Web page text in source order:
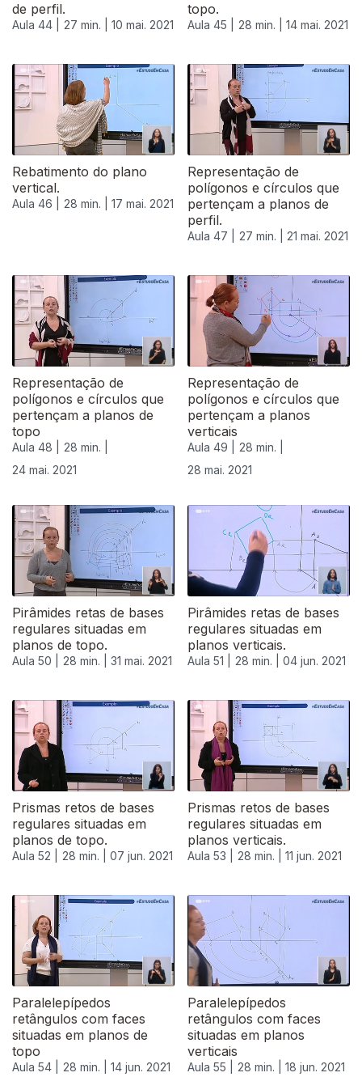
de perfil.
Aula 44 | 27 min. | 10 mai. 2021
topo.
Aula 45 | 28 min. | 14 mai. 2021
Rebatimento do plano
vertical.
Aula 46 | 28 min. | 17 mai. 2021
Representação de
polígonos e círculos que
pertençam a planos de
perfil.
Aula 47 | 27 min. | 21 mai. 2021
Representação de
polígonos e círculos que
pertençam a planos de
topo
Aula 48 |
28 min. |
24 mai. 2021
Representação de
polígonos e círculos que
pertençam a planos
verticais
Aula 49 |
28 min. |
28 mai. 2021
Pirâmides retas de bases
regulares situadas em
planos de topo.
Aula 50 | 28 min. | 31 mai. 2021
Pirâmides retas de bases
regulares situadas em
planos verticais.
Aula 51 | 28 min. | 04 jun. 2021
Prismas retos de bases
regulares situadas em
planos de topo.
Aula 52 | 28 min. | 07 jun. 2021
Prismas retos de bases
regulares situadas em
planos verticais.
Aula 53 | 28 min. | 11 jun. 2021
Paralelepípedos
retângulos com faces
situadas em planos de
topo
Aula 54 | 28 min. | 14 jun. 2021
Paralelepípedos
retângulos com faces
situadas em planos
verticais
Aula 55 | 28 min. | 18 jun. 2021